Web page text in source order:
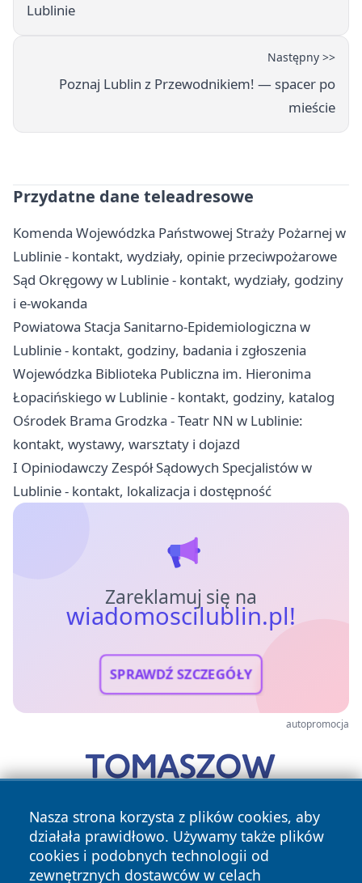
Lublinie
Następny >>
Poznaj Lublin z Przewodnikiem! — spacer po
mieście
Przydatne dane teleadresowe
Komenda Wojewódzka Państwowej Straży Pożarnej w
Lublinie - kontakt, wydziały, opinie przeciwpożarowe
Sąd Okręgowy w Lublinie - kontakt, wydziały, godziny
i e-wokanda
Powiatowa Stacja Sanitarno-Epidemiologiczna w
Lublinie - kontakt, godziny, badania i zgłoszenia
Wojewódzka Biblioteka Publiczna im. Hieronima
Łopacińskiego w Lublinie - kontakt, godziny, katalog
Ośrodek Brama Grodzka - Teatr NN w Lublinie:
kontakt, wystawy, warsztaty i dojazd
I Opiniodawczy Zespół Sądowych Specjalistów w
Lublinie - kontakt, lokalizacja i dostępność
Zareklamuj się na
wiadomoscilublin.pl!
SPRAWDŹ SZCZEGÓŁY
autopromocja
Nasza strona korzysta z plików cookies, aby
działała prawidłowo. Używamy także plików
cookies i podobnych technologii od
zewnętrznych dostawców w celach